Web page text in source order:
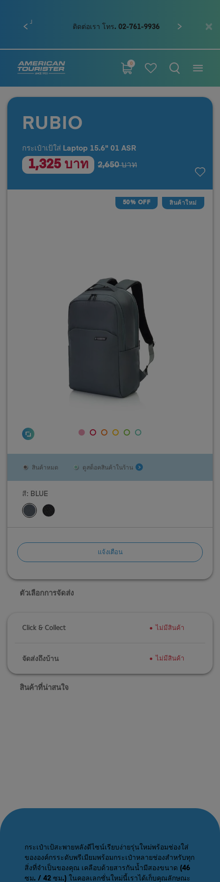
ติดต่อเรา โทร. 02-761-9936
0
RUBIO
กระเป๋าเป้ใส่ Laptop 15.6" 01 ASR
1,325 บาท 2,650 บาท
50% OFF สินค้าใหม่
สินค้าหมด ดูสต็อคสินค้าในร้าน
สี: BLUE
แจ้งเตือน
ตัวเลือกการจัดส่ง
Click & Collect ไม่มีสินค้า
จัดส่งถึงบ้าน ไม่มีสินค้า
สินค้าที่น่าสนใจ
กระเป๋าเป้สะพายหลังดีไซน์เรียบง่ายรุ่นใหม่พร้อมช่องใส่
ขององค์กรระดับพรีเมียมพร้อมกระเป๋าหลายช่องสำหรับทุก
สิ่งที่จำเป็นของคุณ เคลือบด้วยสารกันน้ำมีสองขนาด (46
ซม. / 42 ซม.) ในคอลเลกชั่นใหม่นี้เราได้เก็บคุณลักษณะ